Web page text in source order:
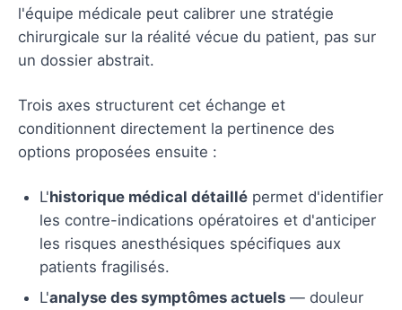
l'équipe médicale peut calibrer une stratégie
chirurgicale sur la réalité vécue du patient, pas sur
un dossier abstrait.
Trois axes structurent cet échange et
conditionnent directement la pertinence des
options proposées ensuite :
L'historique médical détaillé permet d'identifier
les contre-indications opératoires et d'anticiper
les risques anesthésiques spécifiques aux
patients fragilisés.
L'analyse des symptômes actuels — douleur